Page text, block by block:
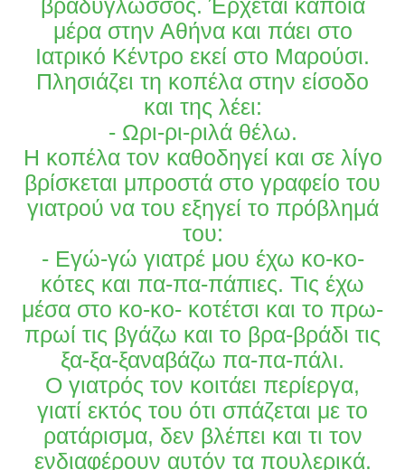
βραδύγλωσσος. Έρχεται κάποια
μέρα στην Αθήνα και πάει στο
Ιατρικό Κέντρο εκεί στο Μαρούσι.
Πλησιάζει τη κοπέλα στην είσοδο
και της λέει:
- Ωρι-ρι-ριλά θέλω.
Η κοπέλα τον καθοδηγεί και σε λίγο
βρίσκεται μπροστά στο γραφείο του
γιατρού να του εξηγεί το πρόβλημά
του:
- Εγώ-γώ γιατρέ μου έχω κο-κο-
κότες και πα-πα-πάπιες. Τις έχω
μέσα στο κο-κο- κοτέτσι και το πρω-
πρωί τις βγάζω και το βρα-βράδι τις
ξα-ξα-ξαναβάζω πα-πα-πάλι.
Ο γιατρός τον κοιτάει περίεργα,
γιατί εκτός του ότι σπάζεται με το
ρατάρισμα, δεν βλέπει και τι τον
ενδιαφέρουν αυτόν τα πουλερικά.